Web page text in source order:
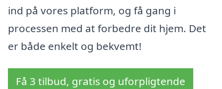
ind på vores platform, og få gang i
processen med at forbedre dit hjem. Det
er både enkelt og bekvemt!
Få 3 tilbud, gratis og uforpligtende